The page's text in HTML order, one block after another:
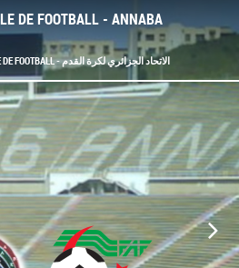
DE FOOTBALL - ANNABA
FÉDÉRATION ALGÉRIENNE DE FOOTBALL - الاتحاد الجزائري لكرة القدم